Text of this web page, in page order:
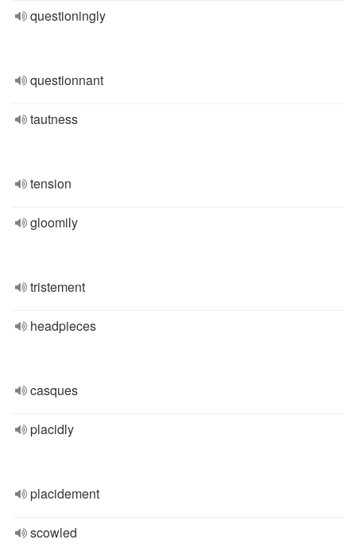
questioningly
questionnant
tautness
tension
gloomily
tristement
headpieces
casques
placidly
placidement
scowled